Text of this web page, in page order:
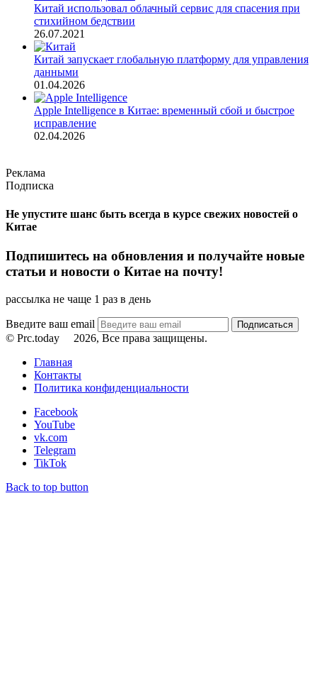
Китай использовал облачный сервис для спасения при
стихийном бедствии
26.07.2021
Китай запускает глобальную платформу для управления
данными
01.04.2026
Apple Intelligence в Китае: временный сбой и быстрое
исправление
02.04.2026
Реклама
Подписка
Не упустите шанс быть всегда в курсе свежих новостей о
Китае
Подпишитесь на обновления и получайте новые
статьи и новости о Китае на почту!
рассылка не чаще 1 раз в день
Введите ваш email
© Prc.today
2026, Все права защищены.
Главная
Контакты
Политика конфиденциальности
Facebook
YouTube
vk.com
Telegram
TikTok
Back to top button